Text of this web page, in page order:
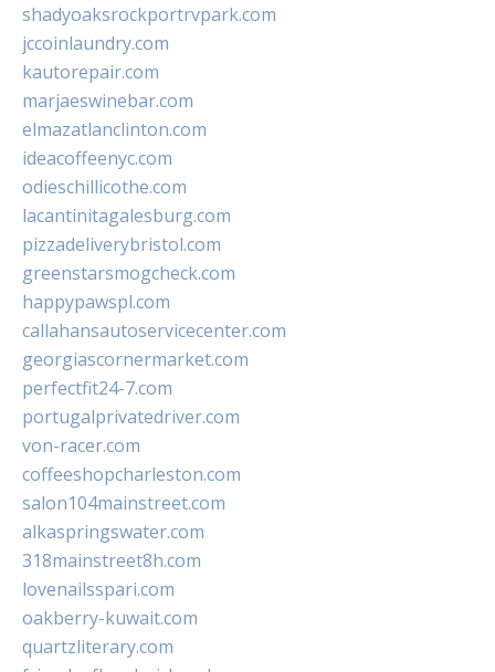
shadyoaksrockportrvpark.com
jccoinlaundry.com
kautorepair.com
marjaeswinebar.com
elmazatlanclinton.com
ideacoffeenyc.com
odieschillicothe.com
lacantinitagalesburg.com
pizzadeliverybristol.com
greenstarsmogcheck.com
happypawspl.com
callahansautoservicecenter.com
georgiascornermarket.com
perfectfit24-7.com
portugalprivatedriver.com
von-racer.com
coffeeshopcharleston.com
salon104mainstreet.com
alkaspringswater.com
318mainstreet8h.com
lovenailsspari.com
oakberry-kuwait.com
quartzliterary.com